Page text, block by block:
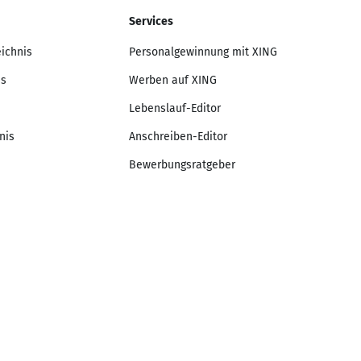
Services
Personalgewinnung mit XING
Werben auf XING
Lebenslauf-Editor
Anschreiben-Editor
Bewerbungsratgeber